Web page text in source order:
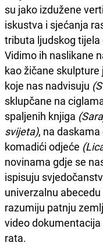
su jako izdužene
iskustva i sjećanja
tributa ljudskog
Vidimo ih naslikane
kao žičane
koje nas nadvisuju
sklupčane na
spaljenih knjiga
svijeta), na
komadići odjeće
novinama gdje se
ispisuju
univerzalnu
razumiju patnju
video
rata.